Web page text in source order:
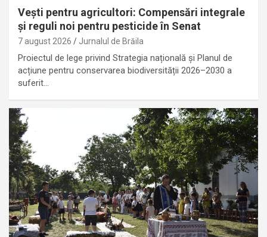
Vești pentru agricultori: Compensări integrale
și reguli noi pentru pesticide în Senat
7 august 2026 Jurnalul de Brăila
Proiectul de lege privind Strategia națională și Planul de
acțiune pentru conservarea biodiversității 2026–2030 a
suferit…